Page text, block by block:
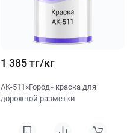
1 385 тг/кг
АК-511«Город» краска для
дорожной разметки